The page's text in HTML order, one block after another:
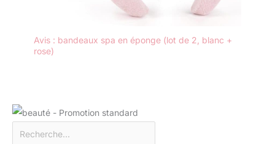
Avis : bandeaux spa en éponge (lot de 2, blanc +
rose)